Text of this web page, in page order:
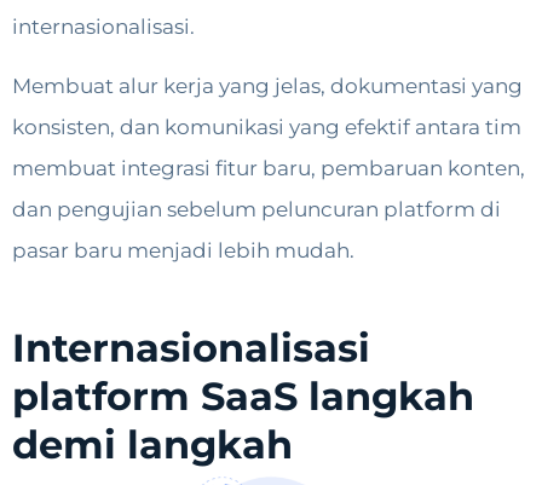
internasionalisasi.
Membuat alur kerja yang jelas, dokumentasi yang
konsisten, dan komunikasi yang efektif antara tim
membuat integrasi fitur baru, pembaruan konten,
dan pengujian sebelum peluncuran platform di
pasar baru menjadi lebih mudah.
Internasionalisasi
platform SaaS langkah
demi langkah